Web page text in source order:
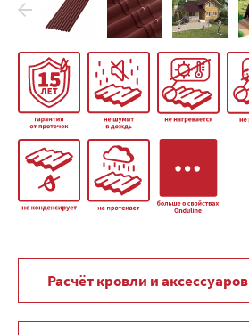
Расчёт кровли и аксессуаров